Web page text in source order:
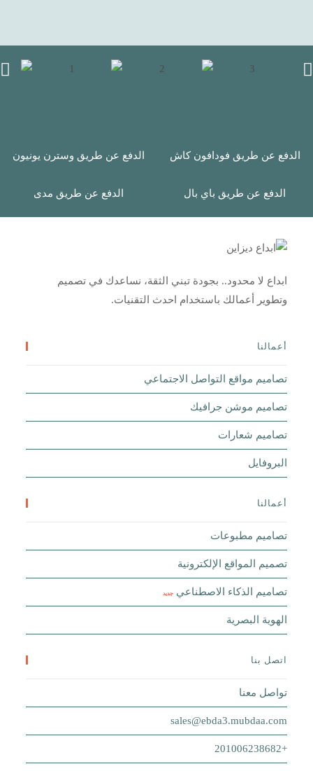
الدفع عن طريق فودافون كاش الدفع عن طريق وسترن يونيون
الدفع عن طريق باي بال الدفع عن طريق مدى
ابداع لا محدود.. بجودة تبني الثقة، نساعدك في تصميم
وتطوير أعمالك باستخدام احدث التقنيات.
أعمالنا
تصاميم مواقع التواصل الاجتماعي
تصاميم موشن جرافيك
تصاميم شعارات
البروفايل
أعمالنا
تصاميم مطبوعات
تصميم المواقع الإلكترونية
تصاميم الذكاء الاصطناعيجديد
الهوية البصرية
اتصل بنا
تواصل معنا
sales@ebda3.mubdaa.com
+201006238682